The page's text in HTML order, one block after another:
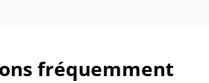
fréquemment